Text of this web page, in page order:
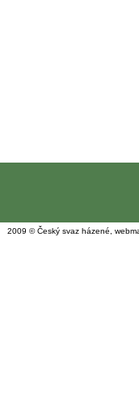
2009 © Český svaz házené,